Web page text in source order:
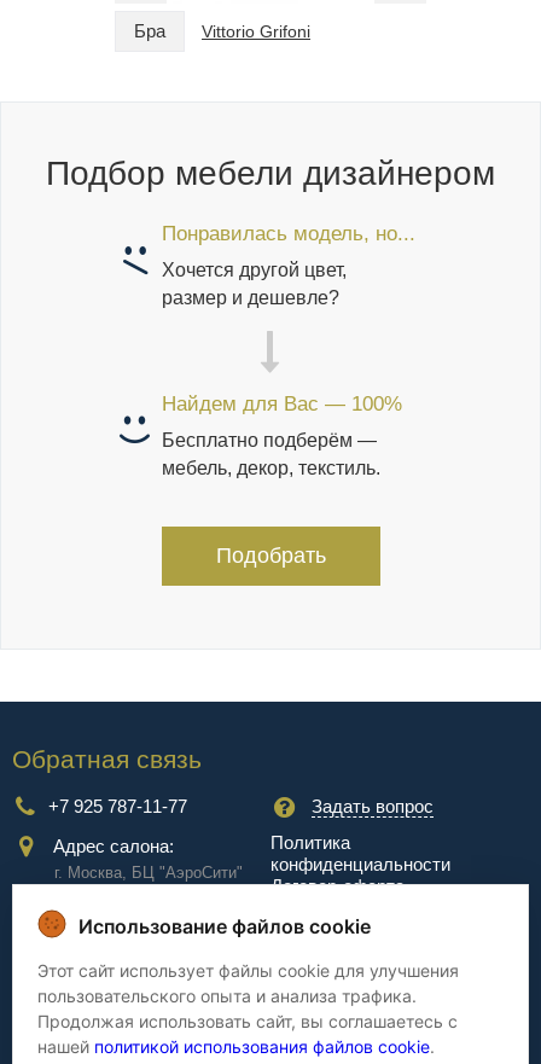
Бра Vittorio Grifoni
Подбор мебели дизайнером
Понравилась модель, но...
Хочется другой цвет,
размер и дешевле?
Найдем для Вас — 100%
Бесплатно подберём —
мебель, декор, текстиль.
Подобрать
Обратная связь
+7 925 787-11-77
Задать вопрос
Адрес салона:
г. Москва, БЦ "АэроCити"
Куркинское ш., стр.2, 17
этаж
Политика
конфиденциальности
Договор-оферта
Сервис
Доставка
Сборка
Оплата
Дизайнерам
Использование файлов cookie
Этот сайт использует файлы cookie для улучшения
пользовательского опыта и анализа трафика.
Продолжая использовать сайт, вы соглашаетесь с
нашей политикой использования файлов cookie.